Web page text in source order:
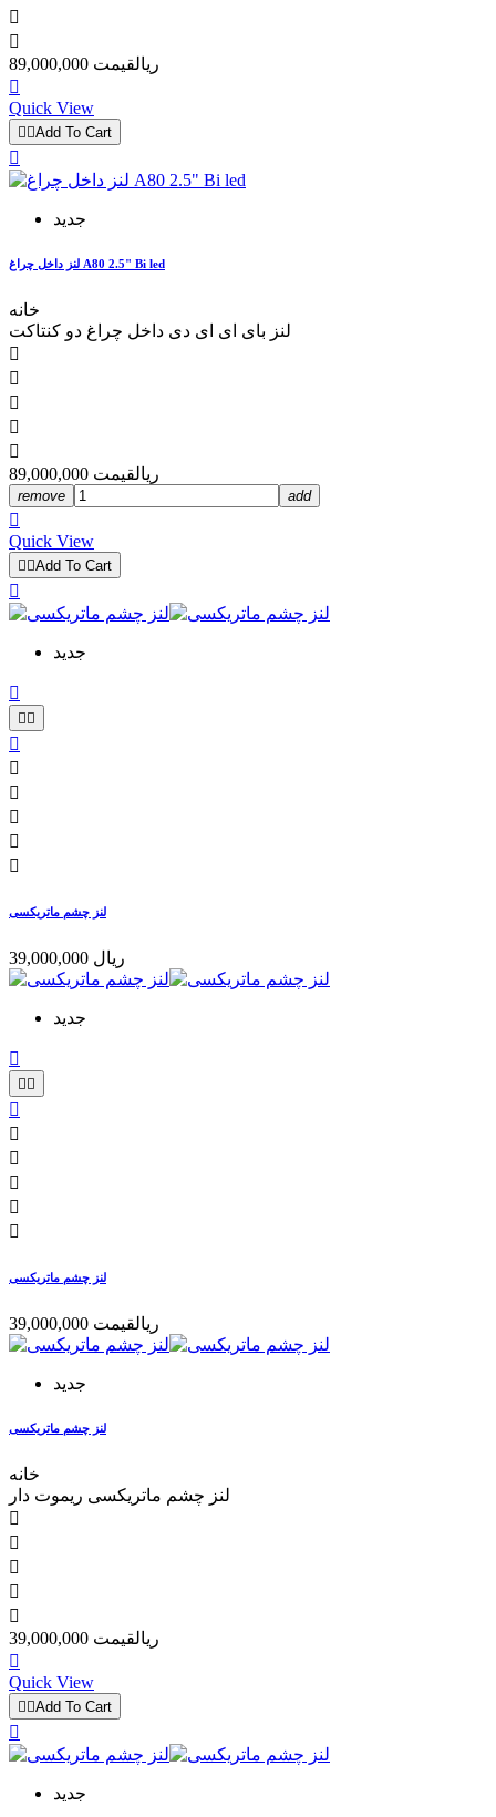


89,000,000 ریالقیمت

Quick View
 Add To Cart

جدید
لنز داخل چراغ A80 2.5" Bi led
خانه
لنز بای ای ای دی داخل چراغ دو کنتاکت





89,000,000 ریالقیمت
remove add

Quick View
 Add To Cart

جدید

 






لنز چشم ماتریکسی
39,000,000 ریال
جدید

 






لنز چشم ماتریکسی
39,000,000 ریالقیمت
جدید
لنز چشم ماتریکسی
خانه
لنز چشم ماتریکسی ریموت دار





39,000,000 ریالقیمت

Quick View
Add To Cart

جدید